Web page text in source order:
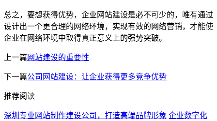
总之，要想获得优势，企业网站建设是必不可少的，唯有通过
设计出一个更合理的网络环境，实现有效的网络营销，才能使
企业在网络环境中取得真正意义上的强势突破。
上一篇 网站建设的重要性
下一篇公司网站建设：让企业获得更多竞争优势
推荐阅读
深圳专业网站制作建设公司，打造高端品牌形象 企业数字化